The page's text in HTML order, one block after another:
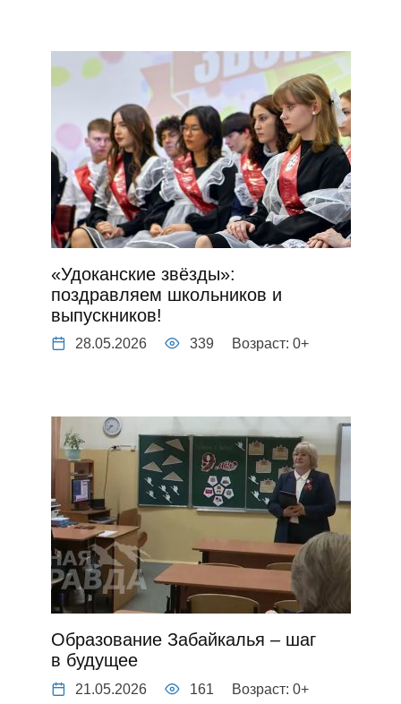
«Удоканские звёзды»:
поздравляем школьников и
выпускников!
28.05.2026 339 Возраст: 0+
Образование Забайкалья – шаг
в будущее
21.05.2026 161 Возраст: 0+